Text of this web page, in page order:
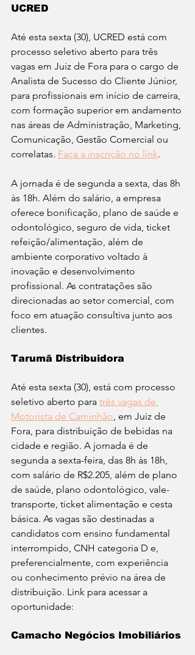
UCRED
Até esta sexta (30), UCRED está com
processo seletivo aberto para três
vagas em Juiz de Fora para o cargo de
Analista de Sucesso do Cliente Júnior,
para profissionais em início de carreira,
com formação superior em andamento
nas áreas de Administração, Marketing,
Comunicação, Gestão Comercial ou
correlatas. Faça a inscrição no link.
A jornada é de segunda a sexta, das 8h
às 18h. Além do salário, a empresa
oferece bonificação, plano de saúde e
odontológico, seguro de vida, ticket
refeição/alimentação, além de
ambiente corporativo voltado à
inovação e desenvolvimento
profissional. As contratações são
direcionadas ao setor comercial, com
foco em atuação consultiva junto aos
clientes.
Tarumã Distribuidora
Até esta sexta (30), está com processo
seletivo aberto para três vagas de
Motorista de Caminhão, em Juiz de
Fora, para distribuição de bebidas na
cidade e região. A jornada é de
segunda a sexta-feira, das 8h às 18h,
com salário de R$2.205, além de plano
de saúde, plano odontológico, vale-
transporte, ticket alimentação e cesta
básica. As vagas são destinadas a
candidatos com ensino fundamental
interrompido, CNH categoria D e,
preferencialmente, com experiência
ou conhecimento prévio na área de
distribuição. Link para acessar a
oportunidade:
Camacho Negócios Imobiliários